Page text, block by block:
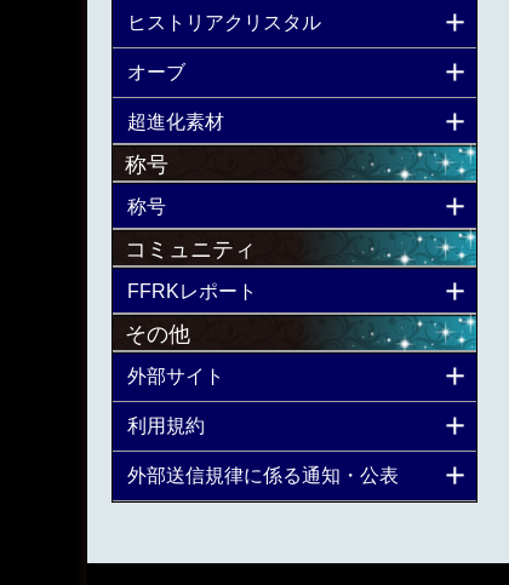
ヒストリアクリスタル
オーブ
超進化素材
称号
称号
コミュニティ
FFRKレポート
その他
外部サイト
利用規約
外部送信規律に係る通知・公表